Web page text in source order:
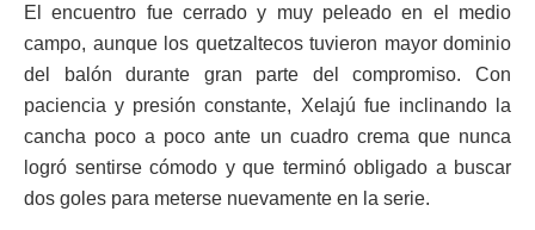
El encuentro fue cerrado y muy peleado en el medio
campo, aunque los quetzaltecos tuvieron mayor dominio
del balón durante gran parte del compromiso. Con
paciencia y presión constante, Xelajú fue inclinando la
cancha poco a poco ante un cuadro crema que nunca
logró sentirse cómodo y que terminó obligado a buscar
dos goles para meterse nuevamente en la serie.